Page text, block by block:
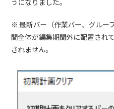
※ 最新バー（作業バー、グルー
間全体が編集期間外に配置され
されません。